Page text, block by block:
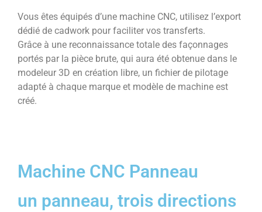
Vous êtes équipés d’une machine CNC, utilisez l’export
dédié de cadwork pour faciliter vos transferts.
Grâce à une reconnaissance totale des façonnages
portés par la pièce brute, qui aura été obtenue dans le
modeleur 3D en création libre, un fichier de pilotage
adapté à chaque marque et modèle de machine est
créé.
Machine CNC Panneau
un panneau, trois directions